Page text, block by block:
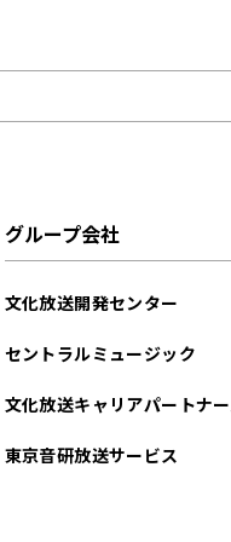
グループ会社
文化放送開発センター
セントラルミュージック
文化放送キャリアパートナ
東京音研放送サービス